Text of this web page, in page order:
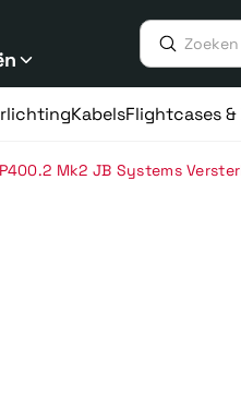
KabelsFlightcases &
Mk2 JB Systems